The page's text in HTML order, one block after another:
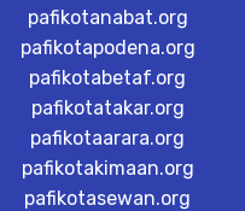
pafikotanabat.org
pafikotapodena.org
pafikotabetaf.org
pafikotatakar.org
pafikotaarara.org
pafikotakimaan.org
pafikotasewan.org